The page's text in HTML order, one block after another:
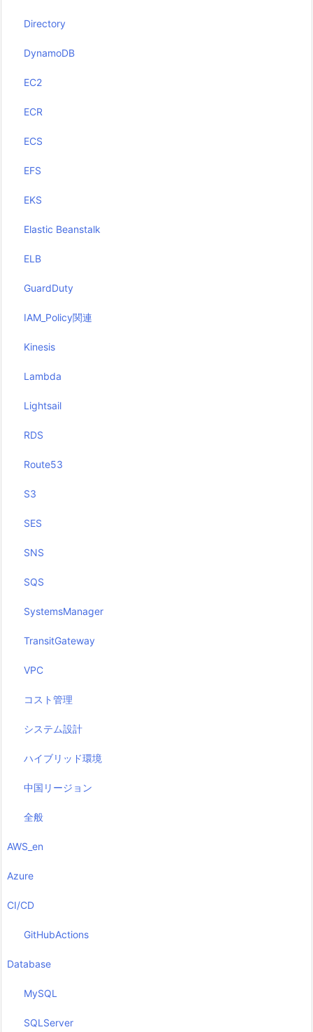
Directory
DynamoDB
EC2
ECR
ECS
EFS
EKS
Elastic Beanstalk
ELB
GuardDuty
IAM_Policy関連
Kinesis
Lambda
Lightsail
RDS
Route53
S3
SES
SNS
SQS
SystemsManager
TransitGateway
VPC
コスト管理
システム設計
ハイブリッド環境
中国リージョン
全般
AWS_en
Azure
CI/CD
GitHubActions
Database
MySQL
SQLServer